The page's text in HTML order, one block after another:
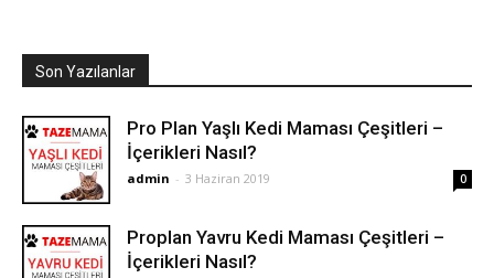
Son Yazılanlar
Pro Plan Yaşlı Kedi Maması Çeşitleri –
İçerikleri Nasıl?
admin - 3 Haziran 2019 0
Proplan Yavru Kedi Maması Çeşitleri –
İçerikleri Nasıl?